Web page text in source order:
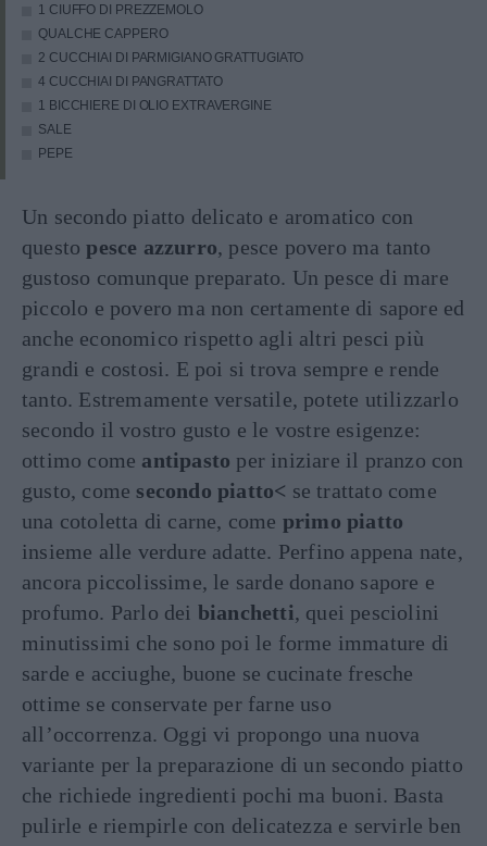
1 CIUFFO DI PREZZEMOLO
QUALCHE CAPPERO
2 CUCCHIAI DI PARMIGIANO GRATTUGIATO
4 CUCCHIAI DI PANGRATTATO
1 BICCHIERE DI OLIO EXTRAVERGINE
SALE
PEPE
Un secondo piatto delicato e aromatico con
questopesce azzurro, pesce povero ma tanto
gustoso comunque preparato. Un pesce di mare
piccolo e povero ma non certamente di sapore ed
anche economico rispetto agli altri pesci più
grandi e costosi. E poi si trova sempre e rende
tanto. Estremamente versatile, potete utilizzarlo
secondo il vostro gusto e le vostre esigenze:
ottimo come antipasto per iniziare il pranzo con
gusto, come secondo piatto< se trattato come
una cotoletta di carne, come primo piatto
insieme alle verdure adatte. Perfino appena nate,
ancora piccolissime, le sarde donano sapore e
profumo. Parlo dei bianchetti, quei pesciolini
minutissimi che sono poi le forme immature di
sarde e acciughe, buone se cucinate fresche
ottime se conservate per farne uso
all’occorrenza. Oggi vi propongo una nuova
variante per la preparazione di un secondo piatto
che richiede ingredienti pochi ma buoni. Basta
pulirle e riempirle con delicatezza e servirle ben